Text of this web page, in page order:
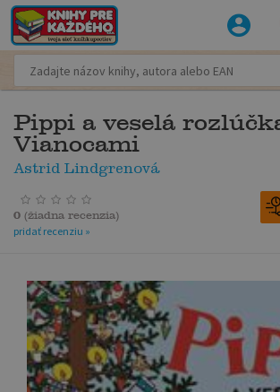
Pippi a veselá
Vianocami
Astrid Lindgrenová
0 (žiadna recenzia)
pridať recenziu »